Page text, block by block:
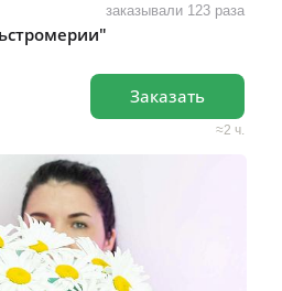
заказывали 123 раза
2 ч.
Заказать